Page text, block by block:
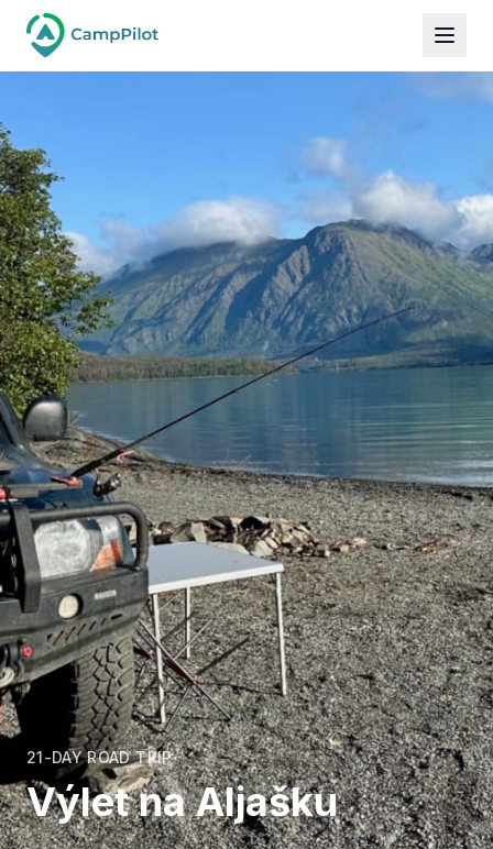
21-DAY ROAD TRIP
Výlet na Aljašku